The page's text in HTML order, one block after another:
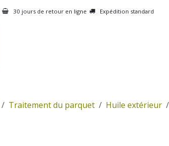
30 jours de retour en ligne Expédition standard
Traitement du parquet Huile extérieur